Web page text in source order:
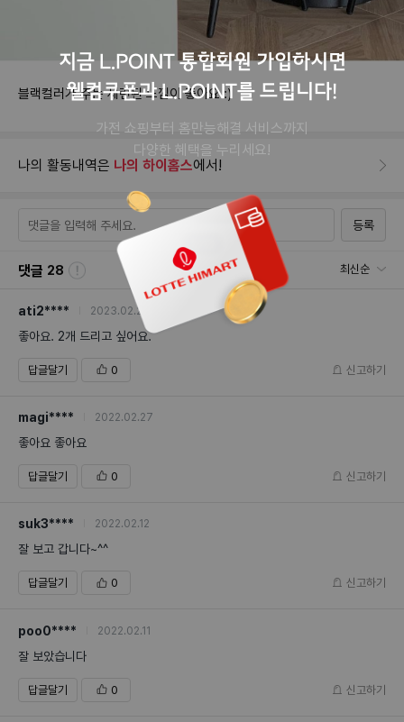
블랙컬러가 주는 세련된 느낌이 좋아요 :)
나의 활동내역은 나의 하이홈스에서!
등록
댓글 28 최신순
ati2**** 2023.02.24
좋아요. 2개 드리고 싶어요.
답글달기 0 신고하기
magi**** 2022.02.27
좋아요 좋아요
답글달기 0 신고하기
suk3**** 2022.02.12
잘 보고 갑니다~^^
답글달기 0 신고하기
poo0**** 2022.02.11
잘 보았습니다
답글달기 0 신고하기
지금 L.POINT 통합회원 가입하시면
웰컴쿠폰과 L.POINT를 드립니다!
가전 쇼핑부터 홈만능해결 서비스까지
다양한 혜택을 누리세요!